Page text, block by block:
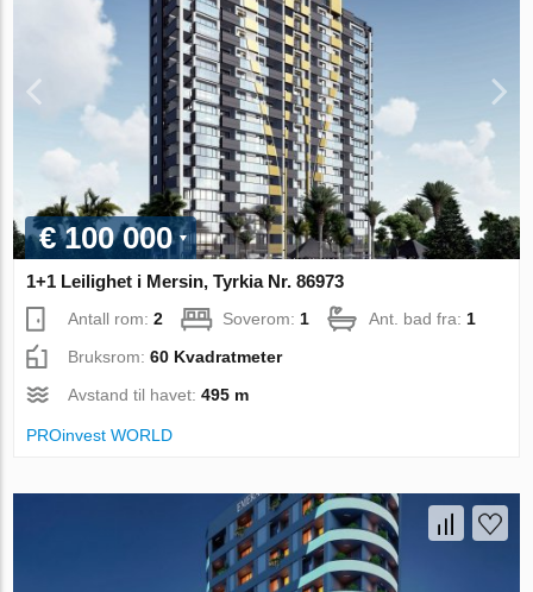
€ 100 000
1+1 Leilighet i Mersin, Tyrkia Nr. 86973
Antall rom:2 Soverom: 1 Ant. bad fra: 1
Bruksrom:60 Kvadratmeter
Avstand til havet:495 m
PROinvest WORLD